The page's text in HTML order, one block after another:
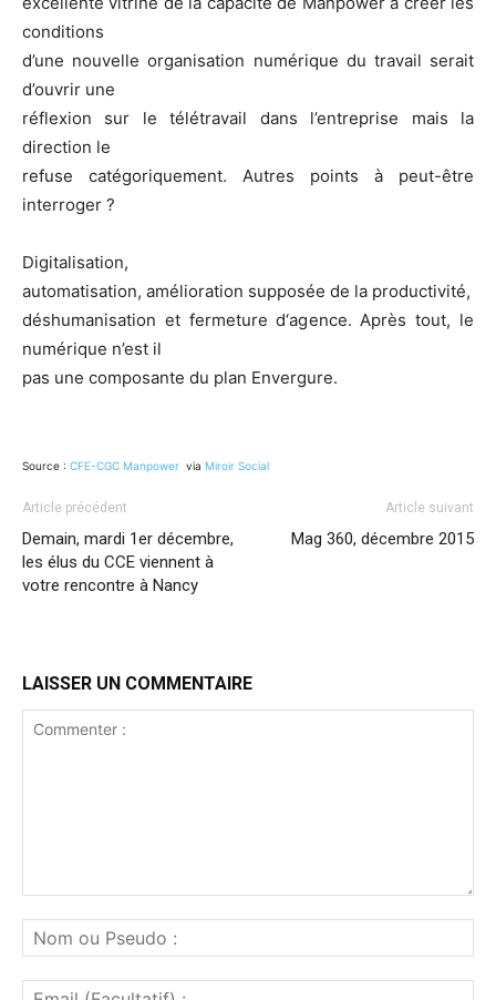
conditions
d’une nouvelle organisation numérique du travail serait
d’ouvrir une
réflexion sur le télétravail dans l’entreprise mais la
direction le
refuse catégoriquement. Autres points à peut-être
interroger ?
Digitalisation,
automatisation, amélioration supposée de la productivité,
déshumanisation et fermeture d‘agence. Après tout, le
numérique n’est il
pas une composante du plan Envergure.
Source : CFE-CGC Manpower via Miroir Social
Article précédent
Demain, mardi 1er décembre,
les élus du CCE viennent à
votre rencontre à Nancy
Article suivant
Mag 360, décembre 2015
LAISSER UN COMMENTAIRE